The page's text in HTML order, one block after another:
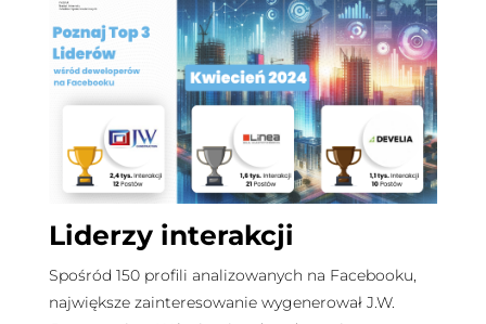
Liderzy interakcji
Spośród 150 profili analizowanych na Facebooku,
największe zainteresowanie wygenerował J.W.